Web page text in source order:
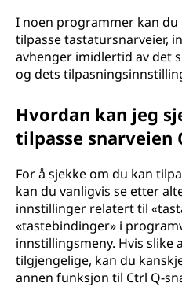
I noen programmer kan
tilpasse tastatursnarveier,
avhenger imidlertid av det
og dets
Hvordan kan jeg
tilpasse snarveien
For å sjekke om du kan
kan du vanligvis se etter
innstillinger relatert til
«tastebindinger» i
innstillingsmeny. Hvis slike
tilgjengelige, kan du
annen funksjon til Ctrl Q-